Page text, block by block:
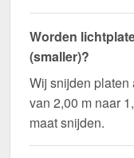
Worden
(smaller)?
Wij snijden
van 2,00 m naar
maat snijden.